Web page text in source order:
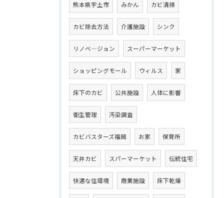
熊本県宇土市 みかん カビ清掃
カビ除去方法 介護施設 シンク
リノベ―ジョン スーパーマーケット
ショッピングモール ウィルス 家
床下のカビ 公共施設 人体に影響
衛生管理 汚染調査
カビバスターズ福岡 お家 保育所
天井カビ スパーマーケット 伝統住宅
快適な住環境 商業施設 床下乾燥